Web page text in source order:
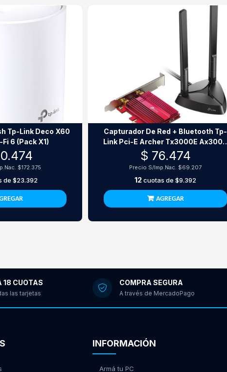
Tp-Link Deco X60
6 (Pack X1)
$172.375
de $23.392
Capturador De Red + Bluetooth Tp-
Link Pci-E Archer Tx3000E Ax3000
Dual Band
$ 76.474
Precio S/Imp.Nac. $69.207
12cuotas de$9.392
AGREGAR
18 CUOTAS
las tarjetas
COMPRA SEGURA
A través de MercadoPago
INFORMACIÓN
Armá tu PC